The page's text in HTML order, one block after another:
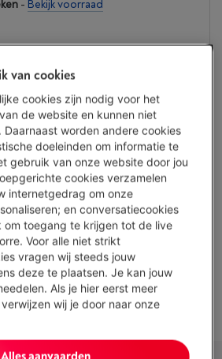
- Bekijk voorraad
-Simulatie
Koop nu
Vergelijken
Ja, automatisch
van cookies
cookies zijn nodig voor het
de website en kunnen niet
worden andere cookies
doeleinden om informatie te
gebruik van onze website door jou
cookies verzamelen
internetgedrag om onze
en conversatiecookies
om toegang te krijgen tot de live
Voor alle niet strikt
vragen wij steeds jouw
deze te plaatsen. Je kan jouw
Als je hier eerst meer
wij je door naar onze